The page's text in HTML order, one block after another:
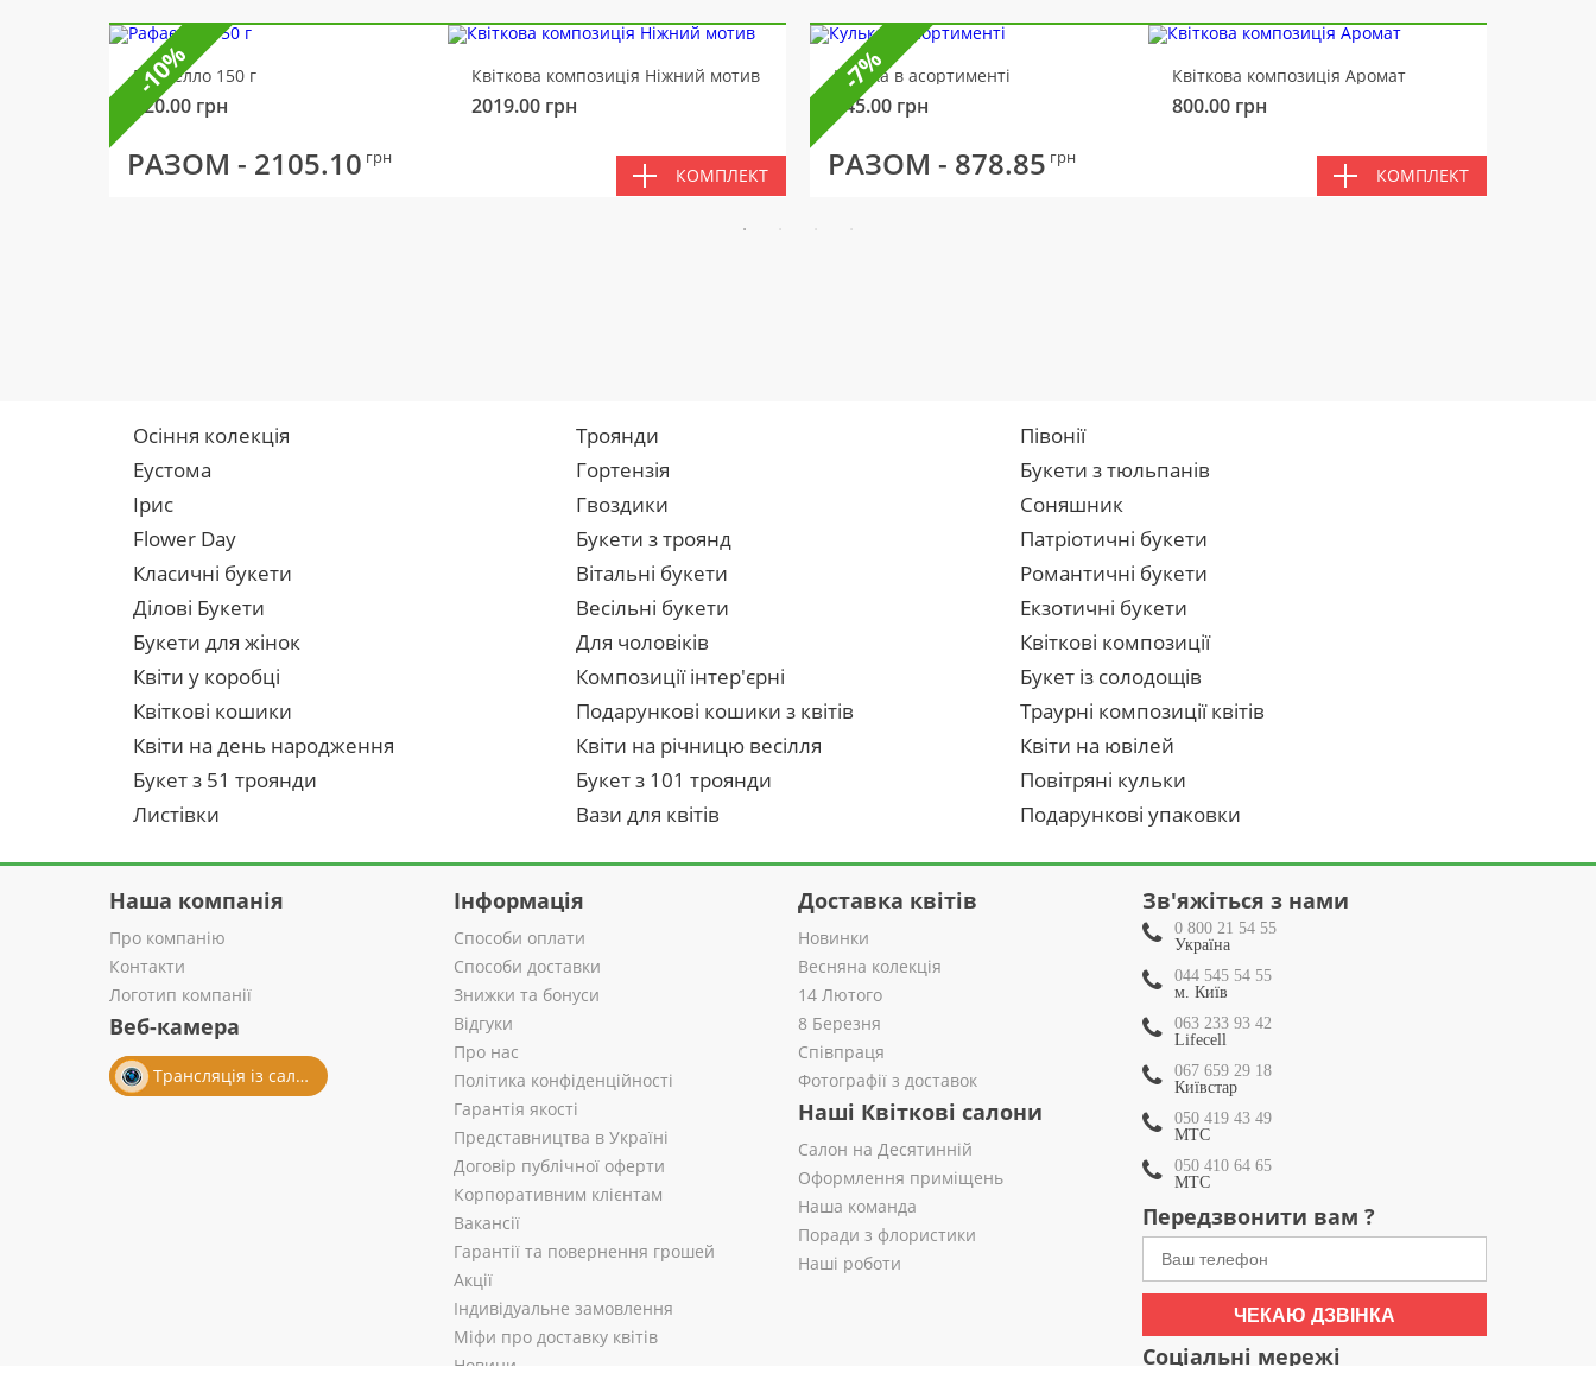
Рафаелло 150 г
320.00 грн
Квіткова композиція Ніжний мотив
2019.00 грн
РАЗОМ - 2105.10 грн
КОМПЛЕКТ
-10% Кулька в асортименті
145.00 грн
Квіткова композиція Аромат
800.00 грн
РАЗОМ - 878.85 грн
КОМПЛЕКТ
-7%
Осіння колекція Троянди
Півонії
Еустома
Гортензія
Букети з тюльпанів
Ірис
Гвоздики
Соняшник
Flower Day
Букети з троянд
Патріотичні букети
Класичні букети
Вітальні букети
Романтичні букети
Ділові Букети
Весільні букети
Екзотичні букети
Букети для жінок
Для чоловіків
Квіткові композиції
Квіти у коробці
Композиції інтер'єрні
Букет із солодощів
Квіткові кошики
Подарункові кошики з квітів
Траурні композиції квітів
Квіти на день народження
Квіти на річницю весілля
Квіти на ювілей
Букет з 51 троянди
Букет з 101 троянди
Повітряні кульки
Листівки
Вази для квітів Подарункові упаковки
Наша компанія
Про компанію
Контакти
Логотип компанії
Веб-камера
Трансляція із салону
Інформація
Способи оплати
Способи доставки
Знижки та бонуси
Відгуки
Про нас
Політика конфіденційності
Гарантія якості
Представництва в Україні
Договір публічної оферти
Корпоративним клієнтам
Вакансії
Гарантії та повернення грошей
Акції
Індивідуальне замовлення
Міфи про доставку квітів
Новини
Доставка квітів
Новинки
Весняна колекція
14 Лютого
8 Березня
Співпраця
Фотографії з доставок
Наші Квіткові салони
Салон на Десятинній
Оформлення приміщень
Наша команда
Поради з флористики
Наші роботи
Зв'яжіться з нами
0 800 21 54 55
Україна
044 545 54 55
м. Київ
063 233 93 42
Lifecell
067 659 29 18
Київстар
050 419 43 49
МТС
050 410 64 65
МТС
Передзвонити вам ?
ЧЕКАЮ ДЗВІНКА
Соціальні мережі